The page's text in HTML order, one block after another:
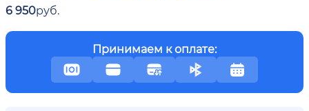
6 950руб.
Принимаем к оплате: